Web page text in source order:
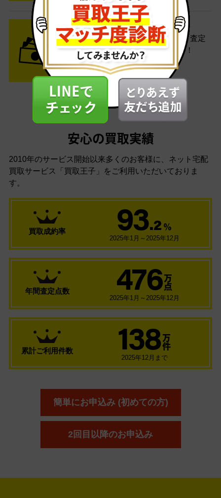
STEP3 ご入金
査定結果はメールでお知らせ。査定
結果がOKなら金額をお支払い！
安心の買取実績
2010年のサービス開始以来多くのお客様に、 ネット宅配
買取サービス「買取王子」をご利用いただいておりま
す。
買取成約率 93.2 ％
2025年1月～2025年12月
年間査定点数 476 万
点
2025年1月～2025年12月
累計ご利用件数 138 万
件
2025年12月まで
簡単にお申込み (初めての方)
2回目以降のお申込み